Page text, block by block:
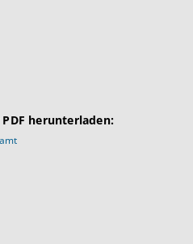
herunterladen: